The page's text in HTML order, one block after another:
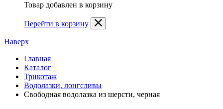
Товар добавлен в корзину
Перейти в корзину
Наверх
Главная
Каталог
Трикотаж
Водолазки, лонгсливы
Свободная водолазка из шерсти, черная